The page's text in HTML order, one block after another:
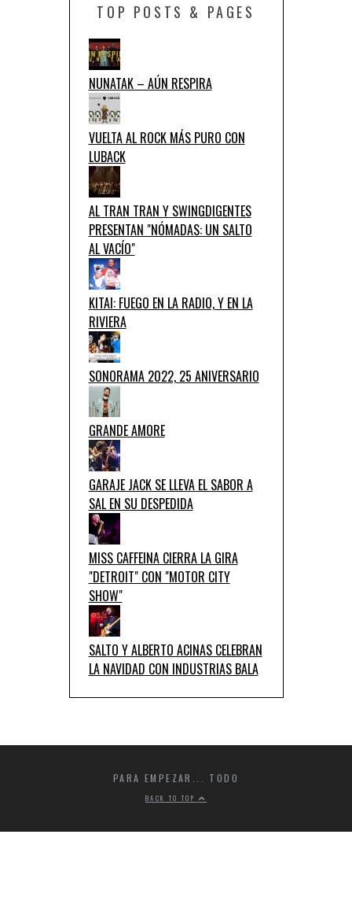
TOP POSTS & PAGES
NUNATAK – AÚN RESPIRA
VUELTA AL ROCK MÁS PURO CON
LUBACK
AL TRAN TRAN Y SWINGDIGENTES
PRESENTAN "NÓMADAS: UN SALTO
AL VACÍO"
KITAI: FUEGO EN LA RADIO, Y EN LA
RIVIERA
SONORAMA 2022, 25 ANIVERSARIO
GRANDE AMORE
GARAJE JACK SE LLEVA EL SABOR A
SAL EN SU DESPEDIDA
MISS CAFFEINA CIERRA LA GIRA
"DETROIT" CON "MOTOR CITY
SHOW"
SALTO Y ALBERTO ACINAS CELEBRAN
LA NAVIDAD CON INDUSTRIAS BALA
PARA EMPEZAR... TODO
BACK TO TOP